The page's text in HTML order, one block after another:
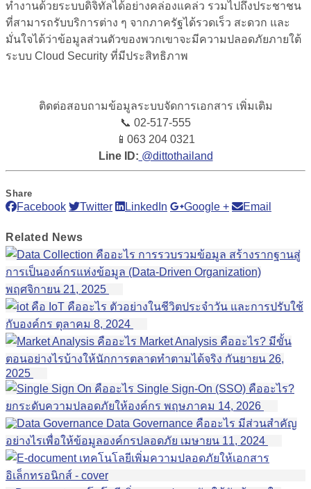
ทำงานด้วยระบบดิจิทัลได้อย่างคล่องแคล่ว รวมไปถึงประชาชน
ที่สามารถรับบริการต่าง ๆ จากภาครัฐได้รวดเร็ว สะดวก และ
มั่นใจได้ว่าข้อมูลส่วนตัวของพวกเขาจะมีความปลอดภัยภายใต้
ระบบ Cloud Security ที่มีประสิทธิภาพ
ติดต่อสอบถามข้อมูลระบบจัดการเอกสาร เพิ่มเติม
📞 02-517-555
📱 063 204 0321
Line ID: @dittothailand
Share
Facebook Twitter LinkedIn Google + Email
Related
News
การรวบรวมข้อมูล สร้างรากฐานสู่
การเป็นองค์กรแห่งข้อมูล (Data-Driven Organization)
พฤศจิกายน 21, 2025
IoT คืออะไร ตัวอย่างในชีวิตประจำวัน และการปรับใช้
กับองค์กร ตุลาคม 8, 2024
Market Analysis คืออะไร? มีขั้น
ตอนอย่างไรบ้างให้นักการตลาดทำตามได้จริง กันยายน 26,
2025
Single Sign-On (SSO) คืออะไร?
ยกระดับความปลอดภัยให้องค์กร พฤษภาคม 14, 2026
Data Governance คืออะไร มีส่วนสำคัญ
อย่างไรเพื่อให้ข้อมูลองค์กรปลอดภัย เมษายน 11, 2024